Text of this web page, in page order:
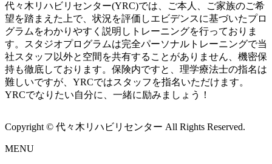
代々木リハビリセンター(YRC)では、ご本人、ご家族のご希
望を踏まえた上で、状況を評価しエビデンスに基づいたプロ
グラムをわかりやすく説明しトレーニングを行っておりま
す。スタジオプログラムは完全パーソナルトレーニングで当
社スタッフ以外と空間を共有することがありません、機密保
持も徹底しております。保険内ですと、理学療法士の指名は
難しいですが、YRCではスタッフを指名いただけます。
YRCでなりたい自分に、一緒に励みましょう！
Copyright © 代々木リハビリセンター All Rights Reserved.
MENU